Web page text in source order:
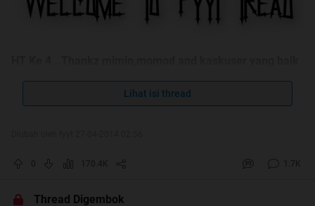
hati
Lihat isi thread
170.4K 1.7K
Thread Digembok